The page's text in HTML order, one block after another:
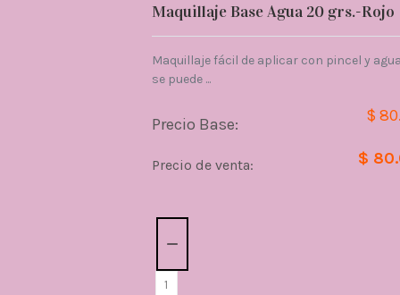
Maquillaje Base Agua 20 grs.-Rojo
Maquillaje fácil de aplicar con pincel y
se puede ...
Precio Base: $
Precio de venta: $